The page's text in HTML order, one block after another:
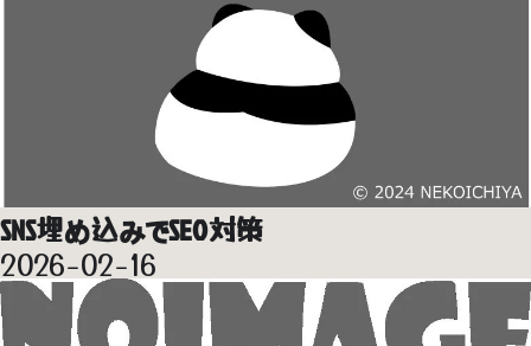
SNS埋め込みでSEO対策
2026-02-16